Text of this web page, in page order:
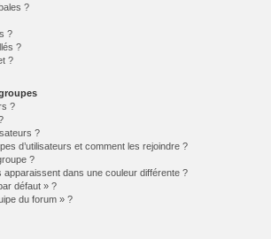
?
?
?
?
?
?
d’utilisateurs et comment les rejoindre ?
?
apparaissent dans une couleur différente ?
défaut » ?
du forum » ?